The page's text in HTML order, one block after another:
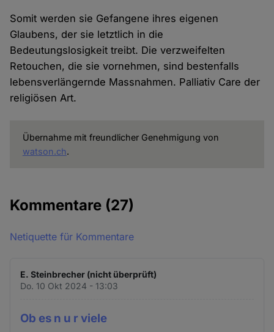
Somit werden sie Gefangene ihres eigenen
Glaubens, der sie letztlich in die
Bedeutungslosigkeit treibt. Die verzweifelten
Retouchen, die sie vornehmen, sind bestenfalls
lebensverlängernde Massnahmen. Palliativ Care der
religiösen Art.
Übernahme mit freundlicher Genehmigung von
watson.ch.
Kommentare (27)
Netiquette für Kommentare
E. Steinbrecher (nicht überprüft)
Do. 10 Okt 2024 - 13:03
Ob es n u r viele